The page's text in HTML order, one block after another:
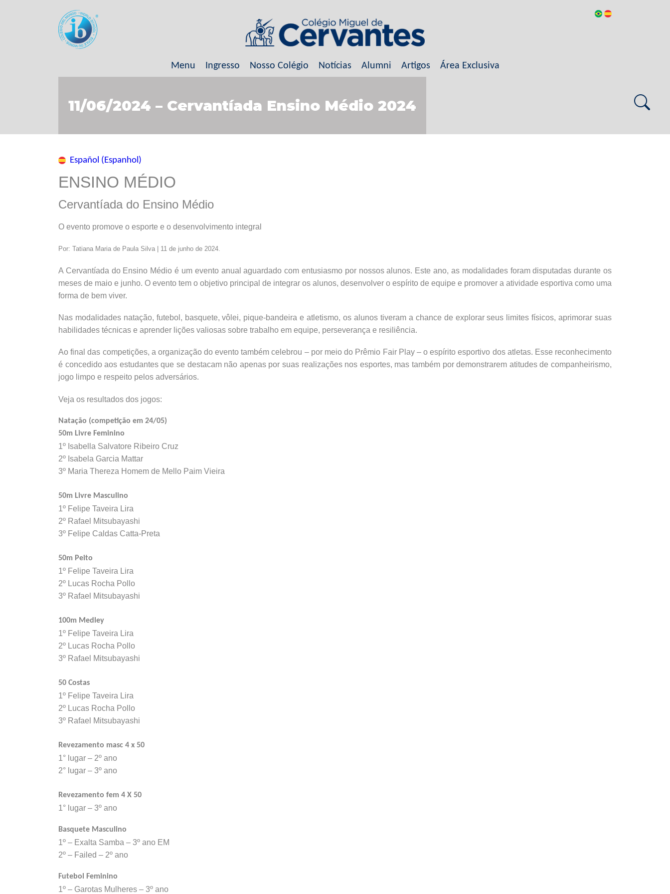
Menu Ingresso Nosso Colégio Notícias Alumni Artigos Área Exclusiva
11/06/2024 – Cervantíada Ensino Médio 2024
Español (Espanhol)
ENSINO MÉDIO
Cervantíada do Ensino Médio
O evento promove o esporte e o desenvolvimento integral
Por: Tatiana Maria de Paula Silva | 11 de junho de 2024.
A Cervantíada do Ensino Médio é um evento anual aguardado com entusiasmo por nossos alunos. Este ano, as modalidades foram disputadas durante os
meses de maio e junho. O evento tem o objetivo principal de integrar os alunos, desenvolver o espírito de equipe e promover a atividade esportiva como uma
forma de bem viver.
Nas modalidades natação, futebol, basquete, vôlei, pique-bandeira e atletismo, os alunos tiveram a chance de explorar seus limites físicos, aprimorar suas
habilidades técnicas e aprender lições valiosas sobre trabalho em equipe, perseverança e resiliência.
Ao final das competições, a organização do evento também celebrou – por meio do Prêmio Fair Play – o espírito esportivo dos atletas. Esse reconhecimento
é concedido aos estudantes que se destacam não apenas por suas realizações nos esportes, mas também por demonstrarem atitudes de companheirismo,
jogo limpo e respeito pelos adversários.
Veja os resultados dos jogos:
Natação (competição em 24/05)
50m Livre Feminino
1º Isabella Salvatore Ribeiro Cruz
2º Isabela Garcia Mattar
3º Maria Thereza Homem de Mello Paim Vieira
50m Livre Masculino
1º Felipe Taveira Lira
2º Rafael Mitsubayashi
3º Felipe Caldas Catta-Preta
50m Peito
1º Felipe Taveira Lira
2º Lucas Rocha Pollo
3º Rafael Mitsubayashi
100m Medley
1º Felipe Taveira Lira
2º Lucas Rocha Pollo
3º Rafael Mitsubayashi
50 Costas
1º Felipe Taveira Lira
2º Lucas Rocha Pollo
3º Rafael Mitsubayashi
Revezamento masc 4 x 50
1° lugar – 2º ano
2° lugar – 3º ano
Revezamento fem 4 X 50
1° lugar – 3º ano
Basquete Masculino
1º – Exalta Samba – 3º ano EM
2º – Failed – 2º ano
Futebol Feminino
1º – Garotas Mulheres – 3º ano